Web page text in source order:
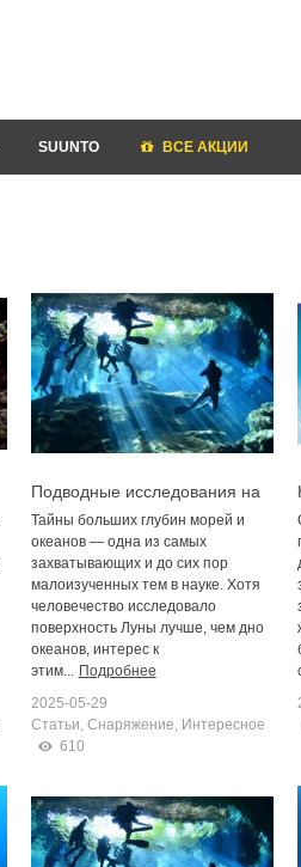
SUUNTO ВСЕ АКЦИИ
Подводные исследования на
больших глубинах: как
выбрать снаряжение
Тайны больших глубин морей и
океанов — одна из самых
захватывающих и до сих пор
малоизученных тем в науке. Хотя
человечество исследовало
поверхность Луны лучше, чем дно
океанов, интерес к
этим...
Подробнее
2025-05-29
Статьи Снаряжение Интересное
610